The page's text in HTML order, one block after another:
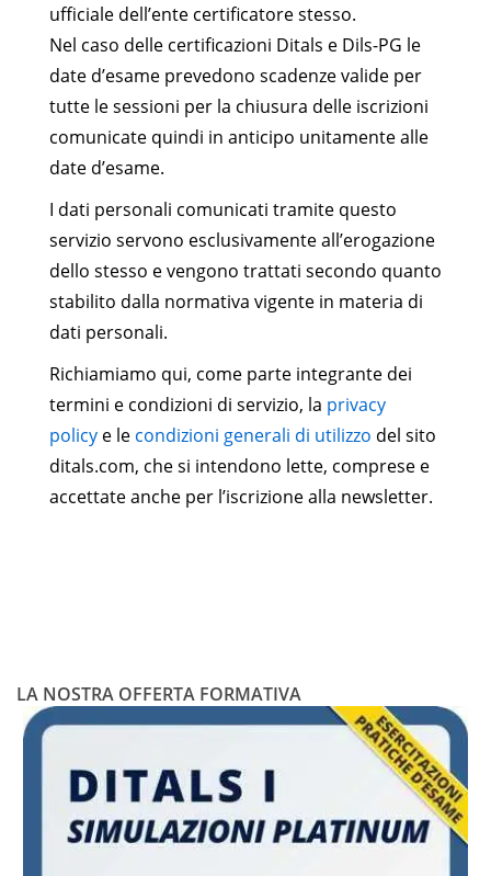
ufficiale dell’ente certificatore stesso.
Nel caso delle certificazioni Ditals e Dils-PG le
date d’esame prevedono scadenze valide per
tutte le sessioni per la chiusura delle iscrizioni
comunicate quindi in anticipo unitamente alle
date d’esame.
I dati personali comunicati tramite questo
servizio servono esclusivamente all’erogazione
dello stesso e vengono trattati secondo quanto
stabilito dalla normativa vigente in materia di
dati personali.
Richiamiamo qui, come parte integrante dei
termini e condizioni di servizio, la privacy
policy e le condizioni generali di utilizzo del sito
ditals.com, che si intendono lette, comprese e
accettate anche per l’iscrizione alla newsletter.
LA NOSTRA OFFERTA FORMATIVA